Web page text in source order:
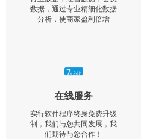
数据，通过专业精细化数据
分析，使商家盈利倍增
在线服务
实行软件程序终身免费升级
制，我们与您共同发展，我
们期待与您合作！